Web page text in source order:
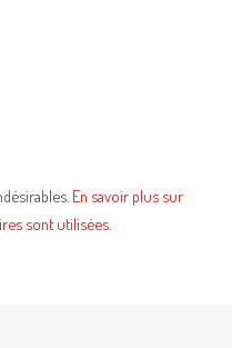
En savoir plus sur
sont utilisées